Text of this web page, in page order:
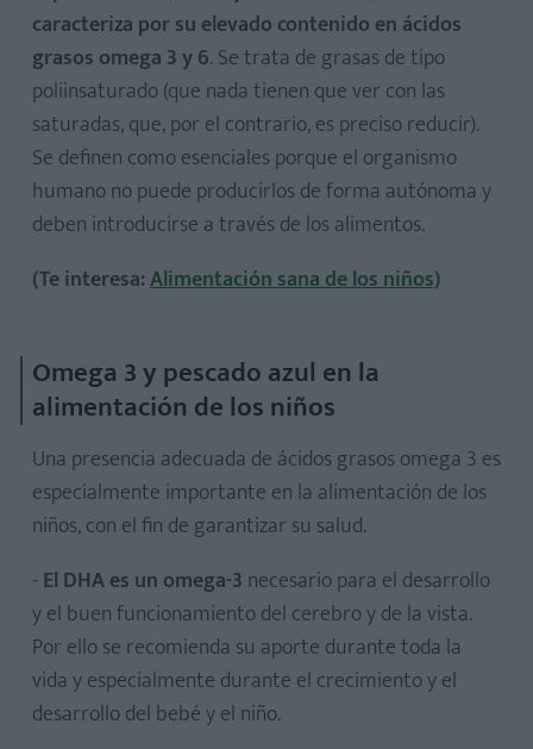
caracteriza por su elevado contenido en ácidos
grasos omega 3 y 6. Se trata de grasas de tipo
poliinsaturado (que nada tienen que ver con las
saturadas, que, por el contrario, es preciso reducir).
Se definen como esenciales porque el organismo
humano no puede producirlos de forma autónoma y
deben introducirse a través de los alimentos.
(Te interesa:Alimentación sana de los niños)
Omega 3 y pescado azul en la
alimentación de los niños
Una presencia adecuada de ácidos grasos omega 3 es
especialmente importante en la alimentación de los
niños, con el fin de garantizar su salud.
- El DHA es un omega-3 necesario para el desarrollo
y el buen funcionamiento del cerebro y de la vista.
Por ello se recomienda su aporte durante toda la
vida y especialmente durante el crecimiento y el
desarrollo del bebé y el niño.